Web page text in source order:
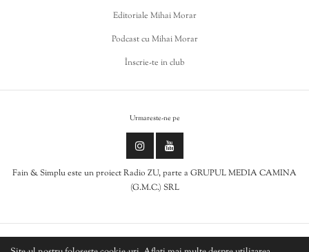
Editoriale Mihai Morar
Podcast cu Mihai Morar
Înscrie-te in club
Urmareste-ne pe
Fain & Simplu este un proiect Radio ZU, parte a GRUPUL MEDIA CAMINA
(G.M.C.) SRL